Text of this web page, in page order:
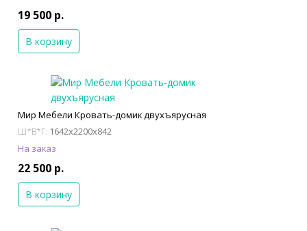
19 500 р.
В корзину
Мир Мебели Кровать-домик двухъярусная
Ш*В*Г: 1642x2200x842
На заказ
22 500 р.
В корзину